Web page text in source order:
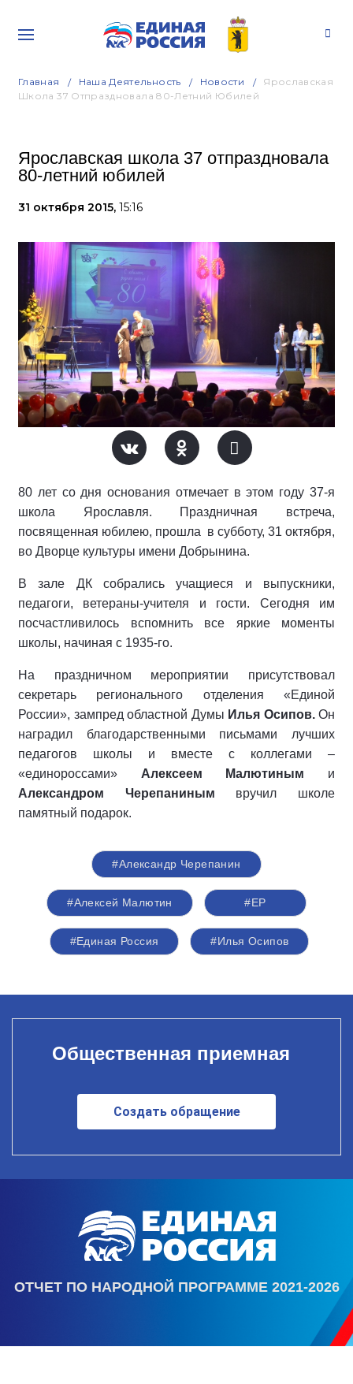
Главная Наша Деятельность Новости
Ярославская
Школа 37 Отпраздновала 80-Летний Юбилей
Ярославская школа 37 отпраздновала
80-летний юбилей
31 октября 2015, 15:16
80 лет со дня основания отмечает в этом году 37-я
школа Ярославля. Праздничная встреча,
посвященная юбилею, прошла в субботу, 31 октября,
во Дворце культуры имени Добрынина.
В зале ДК собрались учащиеся и выпускники,
педагоги, ветераны-учителя и гости. Сегодня им
посчастливилось вспомнить все яркие моменты
школы, начиная с 1935-го.
На праздничном мероприятии присутствовал
секретарь регионального отделения «Единой
России», зампред областной Думы Илья Осипов. Он
наградил благодарственными письмами лучших
педагогов школы и вместе с коллегами –
«единороссами» Алексеем Малютиным и
Александром Черепаниным вручил школе
памятный подарок.
#Александр Черепанин
#Алексей Малютин #ЕР
#Единая Россия #Илья Осипов
Общественная приемная
Создать обращение
ОТЧЕТ ПО НАРОДНОЙ ПРОГРАММЕ 2021-2026